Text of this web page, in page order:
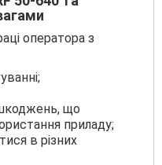
оператора з
що
приладу;
в різних